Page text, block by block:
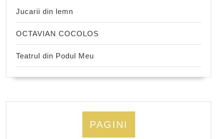
Jucarii din lemn
OCTAVIAN COCOLOS
Teatrul din Podul Meu
PAGINI